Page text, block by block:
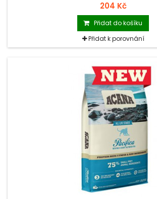
204 Kč
Přidat do košíku
Přidat k porovnání